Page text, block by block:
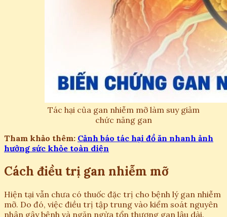
Tác hại của gan nhiễm mỡ làm suy giảm
chức năng gan
Tham khảo thêm: Cảnh báo tác hại đồ ăn nhanh ảnh
hưởng sức khỏe toàn diện
Cách điều trị gan nhiễm mỡ
Hiện tại vẫn chưa có thuốc đặc trị cho bệnh lý gan nhiễm
mỡ. Do đó, việc điều trị tập trung vào kiểm soát nguyên
nhân gây bệnh và ngăn ngừa tổn thương gan lâu dài.